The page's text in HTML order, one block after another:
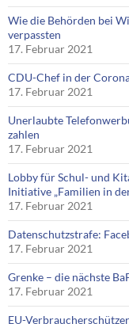
Wie die Behörden bei
verpassten
17. Februar 2021
CDU-Chef in der
17. Februar 2021
Unerlaubte
zahlen
17. Februar 2021
Lobby für Schul- und
Initiative „Familien in
17. Februar 2021
Datenschutzstrafe:
17. Februar 2021
Grenke – die nächste
17. Februar 2021
EU-